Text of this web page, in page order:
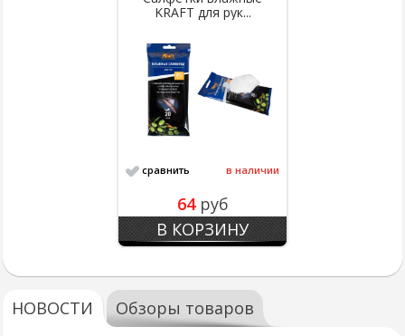
KRAFT для рук...
сравнить в наличии
64 руб
В КОРЗИНУ
НОВОСТИ Обзоры товаров